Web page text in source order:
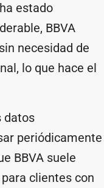
estado
BBVA
necesidad de
lo que hace el
datos
periódicamente
BBVA suele
clientes con